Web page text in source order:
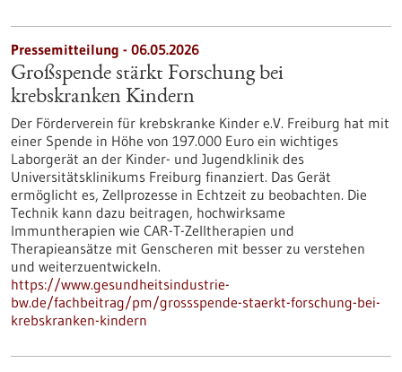
Pressemitteilung - 06.05.2026
Großspende stärkt Forschung bei
krebskranken Kindern
Der Förderverein für krebskranke Kinder e.V. Freiburg hat mit
einer Spende in Höhe von 197.000 Euro ein wichtiges
Laborgerät an der Kinder- und Jugendklinik des
Universitätsklinikums Freiburg finanziert. Das Gerät
ermöglicht es, Zellprozesse in Echtzeit zu beobachten. Die
Technik kann dazu beitragen, hochwirksame
Immuntherapien wie CAR-T-Zelltherapien und
Therapieansätze mit Genscheren mit besser zu verstehen
und weiterzuentwickeln.
https://www.gesundheitsindustrie-
bw.de/fachbeitrag/pm/grossspende-staerkt-forschung-bei-
krebskranken-kindern